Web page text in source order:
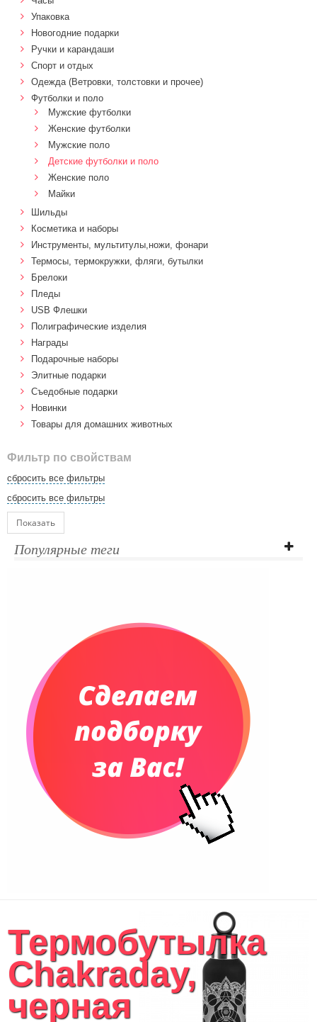
Упаковка
Новогодние подарки
Ручки и карандаши
Спорт и отдых
Одежда (Ветровки, толстовки и прочее)
Футболки и поло
Мужские футболки
Женские футболки
Мужские поло
Детские футболки и поло
Женские поло
Майки
Шильды
Косметика и наборы
Инструменты, мультитулы,ножи, фонари
Термосы, термокружки, фляги, бутылки
Брелоки
Пледы
USB Флешки
Полиграфические изделия
Награды
Подарочные наборы
Элитные подарки
Cъедобные подарки
Новинки
Товары для домашних животных
Фильтр по свойствам
сбросить все фильтры
сбросить все фильтры
Показать
Популярные теги
Термобутылка
Chakraday,
черная